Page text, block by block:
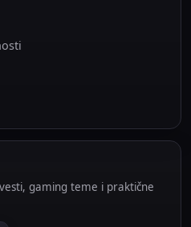
gaming teme i praktične